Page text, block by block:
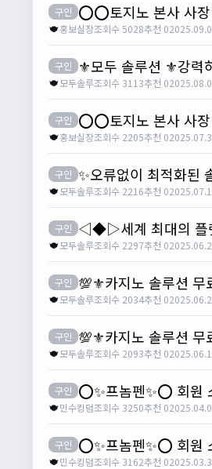
구인 ⭕️⭕️토지노 본사 사
홍보실장조회수 5028추천 0
구인 ⚜️모두 솔루션 ⚜️강력
모두솔루조회수 3113추천 0
구인 ⭕️⭕️토지노 본사 사
홍보실장조회수 2205추천 0
구인 ✨오류없이 최적화된
모두솔루조회수 2216추천 0
구인 ◁◆▷세계 최대의 플
모두솔루조회수 2297추천 0
구인 💯⚜️카지노 솔루션
모두솔루조회수 2034추천 0
구인 💯⚜️카지노 솔루션
모두솔루조회수 2093추천 0
구인 ⭕️✨프놈펜✨⭕️ 회원
민수킹덤조회수 3250추천 0
구인 ⭕️✨프놈펜✨⭕️ 회원
민수킹덤조회수 3162추천 0